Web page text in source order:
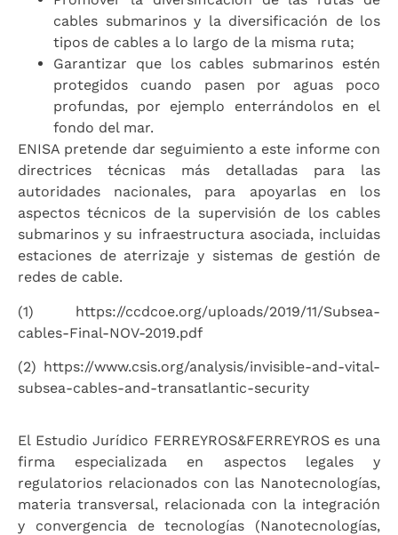
cables submarinos y la diversificación de los
tipos de cables a lo largo de la misma ruta;
Garantizar que los cables submarinos estén
protegidos cuando pasen por aguas poco
profundas, por ejemplo enterrándolos en el
fondo del mar.
ENISA pretende dar seguimiento a este informe con
directrices técnicas más detalladas para las
autoridades nacionales, para apoyarlas en los
aspectos técnicos de la supervisión de los cables
submarinos y su infraestructura asociada, incluidas
estaciones de aterrizaje y sistemas de gestión de
redes de cable.
(1) https://ccdcoe.org/uploads/2019/11/Subsea-
cables-Final-NOV-2019.pdf
(2) https://www.csis.org/analysis/invisible-and-vital-
subsea-cables-and-transatlantic-security
El Estudio Jurídico FERREYROS&FERREYROS es una
firma especializada en aspectos legales y
regulatorios relacionados con las Nanotecnologías,
materia transversal, relacionada con la integración
y convergencia de tecnologías (Nanotecnologías,